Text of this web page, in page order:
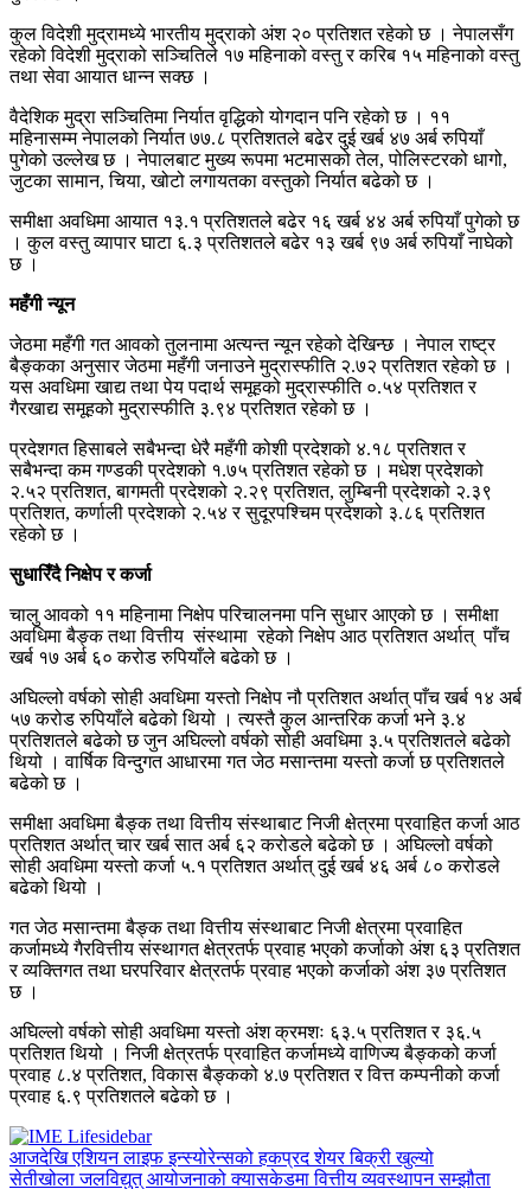
कुल विदेशी मुद्रामध्ये भारतीय मुद्राको अंश २० प्रतिशत रहेको छ । नेपालसँग
रहेको विदेशी मुद्राको सञ्चितिले १७ महिनाको वस्तु र करिब १५ महिनाको वस्तु
तथा सेवा आयात धान्न सक्छ ।
वैदेशिक मुद्रा सञ्चितिमा निर्यात वृद्धिको योगदान पनि रहेको छ । ११
महिनासम्म नेपालको निर्यात ७७.८ प्रतिशतले बढेर दुई खर्ब ४७ अर्ब रुपियाँ
पुगेको उल्लेख छ । नेपालबाट मुख्य रूपमा भटमासको तेल, पोलिस्टरको धागो,
जुटका सामान, चिया, खोटो लगायतका वस्तुको निर्यात बढेको छ ।
समीक्षा अवधिमा आयात १३.१ प्रतिशतले बढेर १६ खर्ब ४४ अर्ब रुपियाँ पुगेको छ
। कुल वस्तु व्यापार घाटा ६.३ प्रतिशतले बढेर १३ खर्ब ९७ अर्ब रुपियाँ नाघेको
छ ।
महँगी न्यून
जेठमा महँगी गत आवको तुलनामा अत्यन्त न्यून रहेको देखिन्छ । नेपाल राष्ट्र
बैङ्कका अनुसार जेठमा महँगी जनाउने मुद्रास्फीति २.७२ प्रतिशत रहेको छ ।
यस अवधिमा खाद्य तथा पेय पदार्थ समूहको मुद्रास्फीति ०.५४ प्रतिशत र
गैरखाद्य समूहको मुद्रास्फीति ३.९४ प्रतिशत रहेको छ ।
प्रदेशगत हिसाबले सबैभन्दा धेरै महँगी कोशी प्रदेशको ४.१८ प्रतिशत र
सबैभन्दा कम गण्डकी प्रदेशको १.७५ प्रतिशत रहेको छ । मधेश प्रदेशको
२.५२ प्रतिशत, बागमती प्रदेशको २.२९ प्रतिशत, लुम्बिनी प्रदेशको २.३९
प्रतिशत, कर्णाली प्रदेशको २.५४ र सुदूरपश्चिम प्रदेशको ३.८६ प्रतिशत
रहेको छ ।
सुधारिँदै निक्षेप र कर्जा
चालु आवको ११ महिनामा निक्षेप परिचालनमा पनि सुधार आएको छ । समीक्षा
अवधिमा बैङ्क तथा वित्तीय संस्थामा रहेको निक्षेप आठ प्रतिशत अर्थात् पाँच
खर्ब १७ अर्ब ६० करोड रुपियाँले बढेको छ ।
अघिल्लो वर्षको सोही अवधिमा यस्तो निक्षेप नौ प्रतिशत अर्थात् पाँच खर्ब १४ अर्ब
५७ करोड रुपियाँले बढेको थियो । त्यस्तै कुल आन्तरिक कर्जा भने ३.४
प्रतिशतले बढेको छ जुन अघिल्लो वर्षको सोही अवधिमा ३.५ प्रतिशतले बढेको
थियो । वार्षिक विन्दुगत आधारमा गत जेठ मसान्तमा यस्तो कर्जा छ प्रतिशतले
बढेको छ ।
समीक्षा अवधिमा बैङ्क तथा वित्तीय संस्थाबाट निजी क्षेत्रमा प्रवाहित कर्जा आठ
प्रतिशत अर्थात् चार खर्ब सात अर्ब ६२ करोडले बढेको छ । अघिल्लो वर्षको
सोही अवधिमा यस्तो कर्जा ५.१ प्रतिशत अर्थात् दुई खर्ब ४६ अर्ब ८० करोडले
बढेको थियो ।
गत जेठ मसान्तमा बैङ्क तथा वित्तीय संस्थाबाट निजी क्षेत्रमा प्रवाहित
कर्जामध्ये गैरवित्तीय संस्थागत क्षेत्रतर्फ प्रवाह भएको कर्जाको अंश ६३ प्रतिशत
र व्यक्तिगत तथा घरपरिवार क्षेत्रतर्फ प्रवाह भएको कर्जाको अंश ३७ प्रतिशत
छ ।
अघिल्लो वर्षको सोही अवधिमा यस्तो अंश क्रमशः ६३.५ प्रतिशत र ३६.५
प्रतिशत थियो । निजी क्षेत्रतर्फ प्रवाहित कर्जामध्ये वाणिज्य बैङ्कको कर्जा
प्रवाह ८.४ प्रतिशत, विकास बैङ्कको ४.७ प्रतिशत र वित्त कम्पनीको कर्जा
प्रवाह ६.९ प्रतिशतले बढेको छ ।
आजदेखि एशियन लाइफ इन्स्योरेन्सको हकप्रद शेयर बिक्री खुल्यो
सेतीखोला जलविद्युत् आयोजनाको क्यासकेडमा वित्तीय व्यवस्थापन सम्झौता